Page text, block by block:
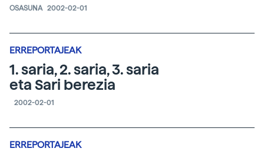
OSASUNA 2002-02-01
ERREPORTAJEAK
1. saria, 2. saria, 3. saria
eta Sari berezia
2002-02-01
ERREPORTAJEAK